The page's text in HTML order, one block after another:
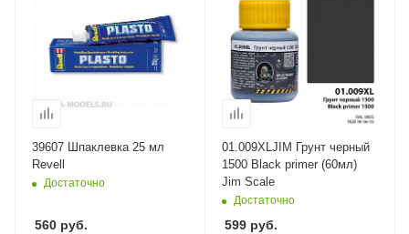
39607 Шпаклевка 25 мл
Revell
Достаточно
560 руб.
01.009XLJIM Грунт черный
1500 Black primer (60мл)
Jim Scale
Достаточно
599 руб.